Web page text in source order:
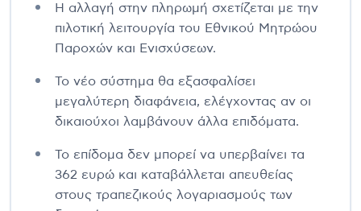
Η αλλαγή στην πληρωμή σχετίζεται με την
πιλοτική λειτουργία του Εθνικού Μητρώου
Παροχών και Ενισχύσεων.
Το νέο σύστημα θα εξασφαλίσει
μεγαλύτερη διαφάνεια, ελέγχοντας αν οι
δικαιούχοι λαμβάνουν άλλα επιδόματα.
Το επίδομα δεν μπορεί να υπερβαίνει τα
362 ευρώ και καταβάλλεται απευθείας
στους τραπεζικούς λογαριασμούς των